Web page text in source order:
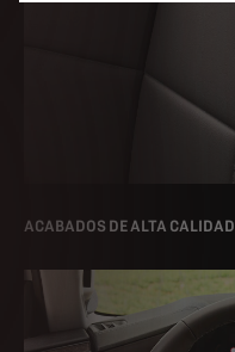
ACABADOS DE ALTA CALIDAD